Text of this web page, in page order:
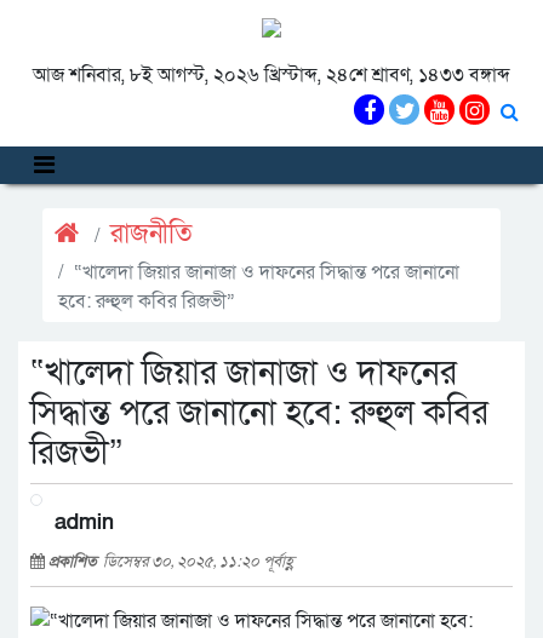
আজ শনিবার, ৮ই আগস্ট, ২০২৬ খ্রিস্টাব্দ, ২৪শে শ্রাবণ, ১৪৩৩ বঙ্গাব্দ
রাজনীতি
“খালেদা জিয়ার জানাজা ও দাফনের সিদ্ধান্ত পরে জানানো
হবে: রুহুল কবির রিজভী”
“খালেদা জিয়ার জানাজা ও দাফনের
সিদ্ধান্ত পরে জানানো হবে: রুহুল কবির
রিজভী”
admin
প্রকাশিত ডিসেম্বর ৩০, ২০২৫, ১১:২০ পূর্বাহ্ণ